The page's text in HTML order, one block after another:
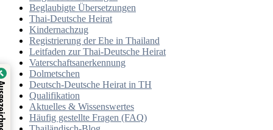
Beglaubigte Übersetzungen
Thai-Deutsche Heirat
Kindernachzug
Registrierung der Ehe in Thailand
Leitfaden zur Thai-Deutsche Heirat
Vaterschaftsanerkennung
Dolmetschen
Deutsch-Deutsche Heirat in TH
Qualifikation
Aktuelles & Wissenswertes
Häufig gestellte Fragen (FAQ)
Verifiziert von: